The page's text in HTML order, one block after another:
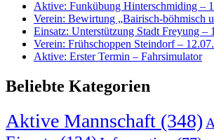
Aktive: Funkübung Hinterschmiding –
Verein: Bewirtung „Bairisch-böhmisch
Einsatz: Unterstützung Stadt Freyung –
Verein: Frühschoppen Steindorf –
Aktive: Erster Termin – Fahrsimulator
Beliebte Kategorien
Aktive Mannschaft (348)